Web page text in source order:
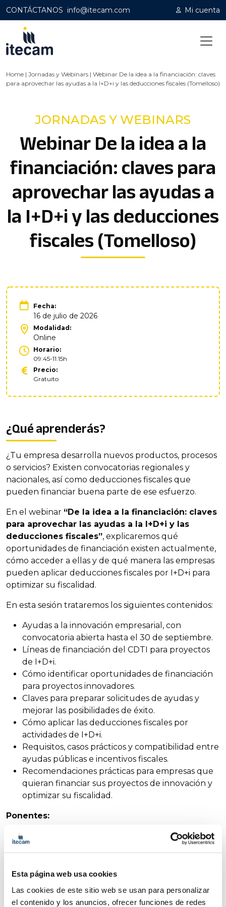
Esta página web usa cookies
Las cookies de este sitio web se usan para personalizar
el contenido y los anuncios, ofrecer funciones de redes
CONTÁCTANOS info@itecam.com Mi cuenta
Home | Jornadas y Webinars | Webinar De la idea a la financiación: claves
para aprovechar las ayudas a la I+D+i y las deducciones fiscales (Tomelloso)
JORNADAS Y WEBINARS
Webinar De la idea a la
financiación: claves para
aprovechar las ayudas a
la I+D+i y las deducciones
fiscales (Tomelloso)
Fecha:
16 de julio de 2026
Modalidad:
Online
Horario:
09:45-11:15h
Precio:
Gratuito
¿Qué aprenderás?
¿Tu empresa desarrolla nuevos productos, procesos
o servicios? Existen convocatorias regionales y
nacionales, así como deducciones fiscales que
pueden financiar buena parte de ese esfuerzo.
En el webinar “De la idea a la financiación: claves
para aprovechar las ayudas a la I+D+i y las
deducciones fiscales”, explicaremos qué
oportunidades de financiación existen actualmente,
cómo acceder a ellas y de qué manera las empresas
pueden aplicar deducciones fiscales por I+D+i para
optimizar su fiscalidad.
En esta sesión trataremos los siguientes contenidos:
Ayudas a la innovación empresarial, con
convocatoria abierta hasta el 30 de septiembre.
Líneas de financiación del CDTI para proyectos
de I+D+i.
Cómo identificar oportunidades de financiación
para proyectos innovadores.
Claves para preparar solicitudes de ayudas y
mejorar las posibilidades de éxito.
Cómo aplicar las deducciones fiscales por
actividades de I+D+i.
Requisitos, casos prácticos y compatibilidad entre
ayudas públicas e incentivos fiscales.
Recomendaciones prácticas para empresas que
quieran financiar sus proyectos de innovación y
optimizar su fiscalidad.
Ponentes:
Desirée Moreno
, responsable de Innovación e
Inversión e Innovación Tecnológica en ITECAM.